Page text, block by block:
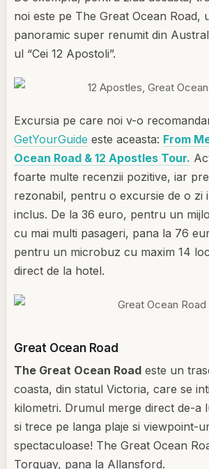
noi este pe The Great Ocean Road,
panoramic super renumit din
ul “Cei 12 Apostoli”.
Excursia pe care noi v-o
GetYourGuide este aceasta: From
Ocean Road & 12 Apostles Tour.
foarte multe recenzii pozitive, iar
rezonabil, pentru o excursie de o zi
inclus. De la 36 euro, pentru un
cu mai multi pasageri, pana la 76
pentru un microbuz cu maxim 14
direct de la hotel.
Great Ocean Road
The Great Ocean Road este un
coasta, din statul Victoria, care se
kilometri. Drumul merge direct de-a
si trece pe langa plaje si viewpoint-
spectaculoase! The Great Ocean
Torquay, pana la Allansford.